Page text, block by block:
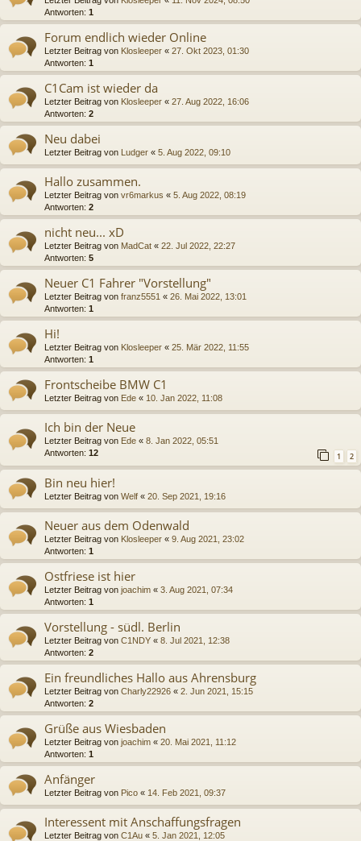
Antworten: 1
Forum endlich wieder Online
Letzter Beitrag von Klosleeper « 27. Okt 2023, 01:30
Antworten: 1
C1Cam ist wieder da
Letzter Beitrag von Klosleeper « 27. Aug 2022, 16:06
Antworten: 2
Neu dabei
Letzter Beitrag von Ludger « 5. Aug 2022, 09:10
Hallo zusammen.
Letzter Beitrag von vr6markus « 5. Aug 2022, 08:19
Antworten: 2
nicht neu... xD
Letzter Beitrag von MadCat « 22. Jul 2022, 22:27
Antworten: 5
Neuer C1 Fahrer "Vorstellung"
Letzter Beitrag von franz5551 « 26. Mai 2022, 13:01
Antworten: 1
Hi!
Letzter Beitrag von Klosleeper « 25. Mär 2022, 11:55
Antworten: 1
Frontscheibe BMW C1
Letzter Beitrag von Ede « 10. Jan 2022, 11:08
Ich bin der Neue
Letzter Beitrag von Ede « 8. Jan 2022, 05:51
Antworten: 12 1 2
Bin neu hier!
Letzter Beitrag von Welf « 20. Sep 2021, 19:16
Neuer aus dem Odenwald
Letzter Beitrag von Klosleeper « 9. Aug 2021, 23:02
Antworten: 1
Ostfriese ist hier
Letzter Beitrag von joachim « 3. Aug 2021, 07:34
Antworten: 1
Vorstellung - südl. Berlin
Letzter Beitrag von C1NDY « 8. Jul 2021, 12:38
Antworten: 2
Ein freundliches Hallo aus Ahrensburg
Letzter Beitrag von Charly22926 « 2. Jun 2021, 15:15
Antworten: 2
Grüße aus Wiesbaden
Letzter Beitrag von joachim « 20. Mai 2021, 11:12
Antworten: 1
Anfänger
Letzter Beitrag von Pico « 14. Feb 2021, 09:37
Interessent mit Anschaffungsfragen
Letzter Beitrag von C1Au « 5. Jan 2021, 12:05